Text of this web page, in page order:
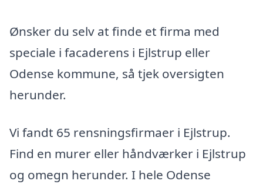
Ønsker du selv at finde et firma med
speciale i facaderens i Ejlstrup eller
Odense kommune, så tjek oversigten
herunder.
Vi fandt 65 rensningsfirmaer i Ejlstrup.
Find en murer eller håndværker i Ejlstrup
og omegn herunder. I hele Odense